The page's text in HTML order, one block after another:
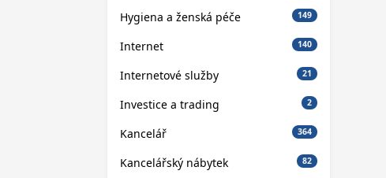
Hygiena a ženská péče 149
Internet 140
Internetové služby 21
Investice a trading 2
Kancelář 364
Kancelářský nábytek 82